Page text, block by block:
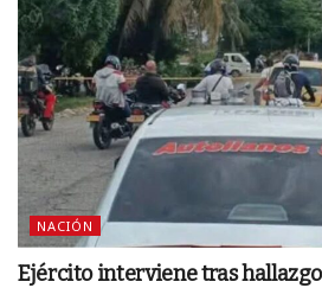
NACIÓN
Ejército interviene tras